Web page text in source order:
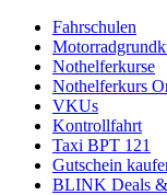
Fahrschulen
Nothelferkurse
Nothelferkurs
VKUs
Kontrollfahrt
Taxi BPT 121
Gutschein
BLINK Deals &